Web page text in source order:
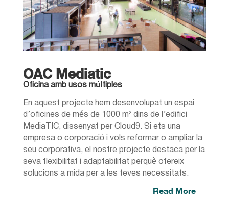
OAC Mediatic
Oficina amb usos múltiples
En aquest projecte hem desenvolupat un espai
d’oficines de més de 1000 m² dins de l’edifici
MediaTIC, dissenyat per Cloud9. Si ets una
empresa o corporació i vols reformar o ampliar la
seu corporativa, el nostre projecte destaca per la
seva flexibilitat i adaptabilitat perquè ofereix
solucions a mida per a les teves necessitats.
Read More